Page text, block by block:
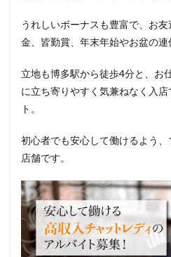
うれしいボーナスも豊富で、お
金、皆勤賞、年末年始やお盆の連
立地も博多駅から徒歩4分と、お
に立ち寄りやすく気兼ねなく入
ト。
初心者でも安心して働けるよう
店舗です。